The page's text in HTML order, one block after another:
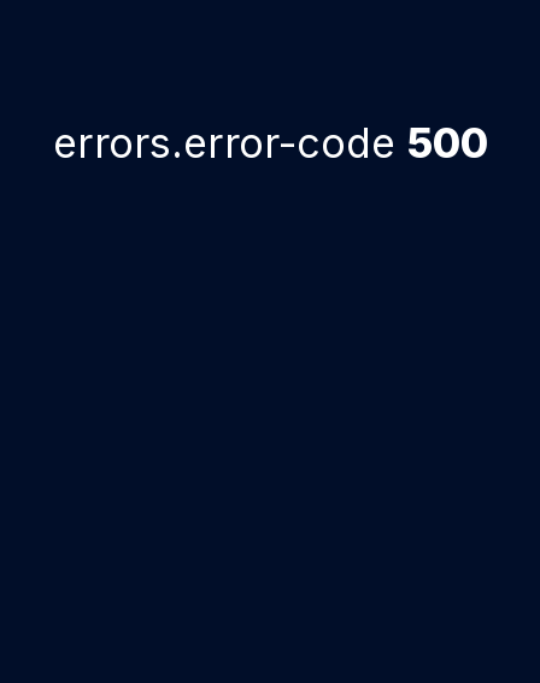
errors.error-code 500